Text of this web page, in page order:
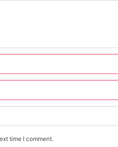
time I comment.